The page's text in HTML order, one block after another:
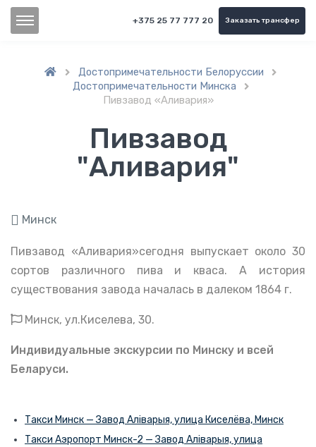
+375 25 77 777 20 Заказать трансфер
 Достопримечательности Белоруссии 
Достопримечательности Минска 
Пивзавод «Аливария»
Пивзавод
"Аливария"
Минск
Пивзавод «Аливария»сегодня выпускает около 30
сортов различного пива и кваса. А история
существования завода началась в далеком 1864 г.
Минск, ул.Киселева, 30.
Индивидуальные экскурсии по Минску и всей
Беларуси.
Такси Минск — Завод Аліварыя, улица Киселёва, Минск
Такси Аэропорт Минск-2 — Завод Аліварыя, улица